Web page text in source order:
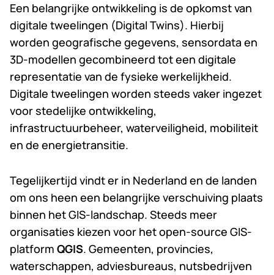
Een belangrijke ontwikkeling is de opkomst van
digitale tweelingen (Digital Twins). Hierbij
worden geografische gegevens, sensordata en
3D-modellen gecombineerd tot een digitale
representatie van de fysieke werkelijkheid.
Digitale tweelingen worden steeds vaker ingezet
voor stedelijke ontwikkeling,
infrastructuurbeheer, waterveiligheid, mobiliteit
en de energietransitie.
Tegelijkertijd vindt er in Nederland en de landen
om ons heen een belangrijke verschuiving plaats
binnen het GIS-landschap. Steeds meer
organisaties kiezen voor het open-source GIS-
platform QGIS. Gemeenten, provincies,
waterschappen, adviesbureaus, nutsbedrijven